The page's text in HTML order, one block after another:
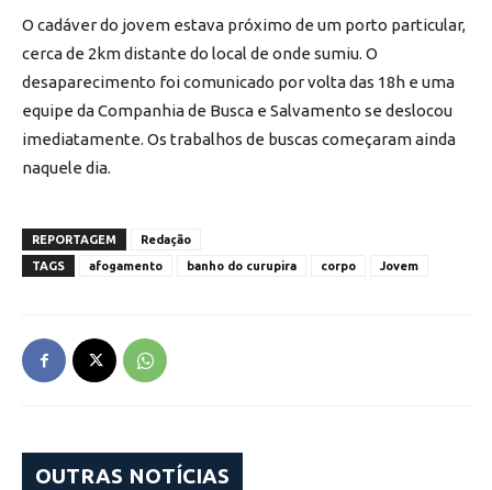
O cadáver do jovem estava próximo de um porto particular,
cerca de 2km distante do local de onde sumiu. O
desaparecimento foi comunicado por volta das 18h e uma
equipe da Companhia de Busca e Salvamento se deslocou
imediatamente. Os trabalhos de buscas começaram ainda
naquele dia.
REPORTAGEM
Redação
TAGS
afogamento banho do curupira corpo Jovem
OUTRAS NOTÍCIAS